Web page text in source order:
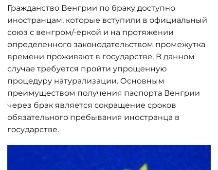
Гражданство Венгрии по браку доступно
иностранцам, которые вступили в официальный
союз с венгром/-еркой и на протяжении
определенного законодательством промежутка
времени проживают в государстве. В данном
случае требуется пройти упрощенную
процедуру натурализации. Основным
преимуществом получения паспорта Венгрии
через брак является сокращение сроков
обязательного пребывания иностранца в
государстве.